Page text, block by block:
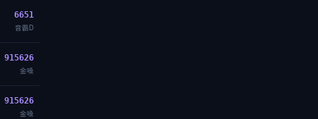
6651
音霸D
915626
金嗓
915626
金嗓